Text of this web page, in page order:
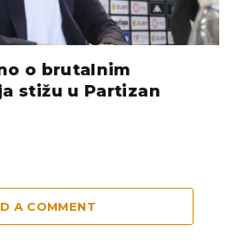
o brutalnim
stižu u Partizan
A COMMENT